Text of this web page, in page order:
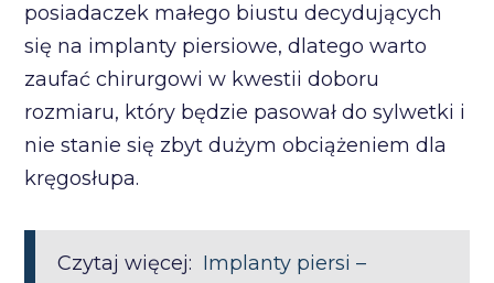
posiadaczek małego biustu decydujących
się na implanty piersiowe, dlatego warto
zaufać chirurgowi w kwestii doboru
rozmiaru, który będzie pasował do sylwetki i
nie stanie się zbyt dużym obciążeniem dla
kręgosłupa.
Czytaj więcej: Implanty piersi –